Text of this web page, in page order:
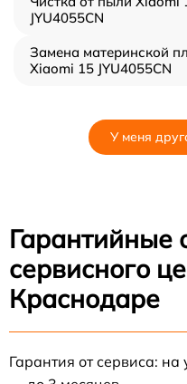
JYU4055CN
Замена материнской
Xiaomi 15 JYU4055CN
У меня
Гарантийные
сервисного
Краснодаре
Гарантия от сервиса: